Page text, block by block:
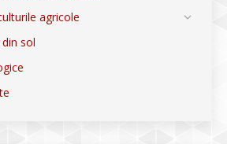
agricole
sol